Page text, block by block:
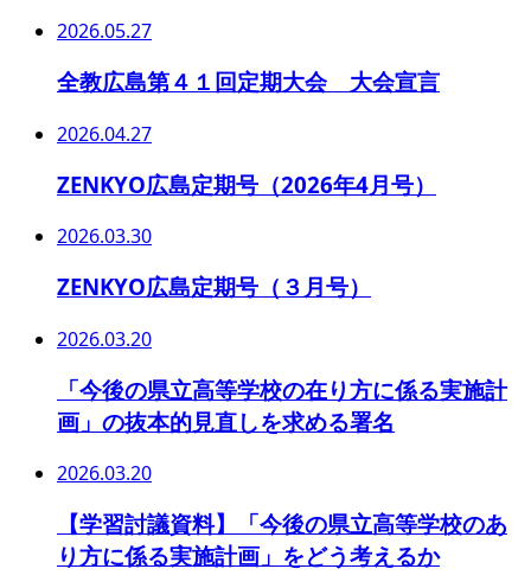
2026.05.27
全教広島第４１回定期大会 大会宣言
2026.04.27
ZENKYO広島定期号（2026年4月号）
2026.03.30
ZENKYO広島定期号（３月号）
2026.03.20
「今後の県立高等学校の在り方に係る実施計
画」の抜本的見直しを求める署名
2026.03.20
【学習討議資料】「今後の県立高等学校のあ
り方に係る実施計画」をどう考えるか